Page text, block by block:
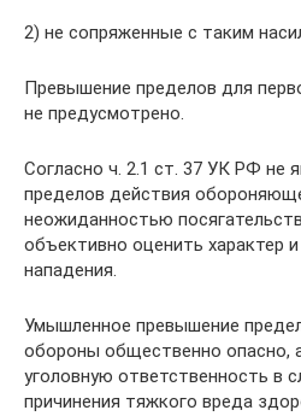
2) не сопряженные с таким
Превышение пределов для
не предусмотрено.
Согласно ч. 2.1 ст. 37 УК РФ не
пределов действия
неожиданностью
объективно оценить характер
нападения.
Умышленное превышение
обороны общественно опасно,
уголовную ответственность в
причинения тяжкого вреда